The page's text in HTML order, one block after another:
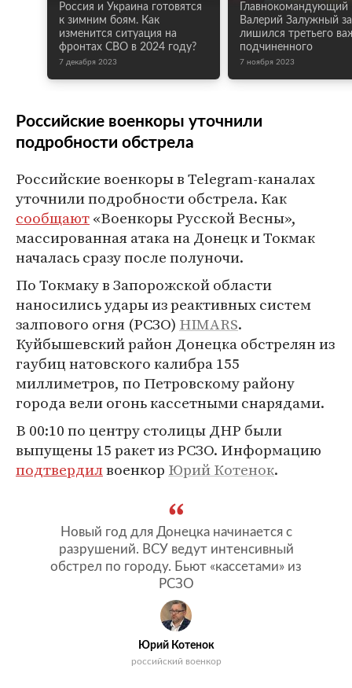
Россия и Украина готовятся
к зимним боям. Как
изменится ситуация на
фронтах СВО в 2024 году?
7 декабря 2023
Валерий Залужный
лишился третьего
подчиненного
7 ноября 2023
Российские военкоры уточнили
подробности обстрела
Российские военкоры в Telegram-каналах
уточнили подробности обстрела. Как
сообщают«Военкоры Русской Весны»,
массированная атака на Донецк и Токмак
началась сразу после полуночи.
По Токмаку в Запорожской области
наносились удары из реактивных систем
залпового огня (РСЗО) HIMARS.
Куйбышевский район Донецка обстрелян из
гаубиц натовского калибра 155
миллиметров, по Петровскому району
города вели огонь кассетными снарядами.
В 00:10 по центру столицы ДНР были
выпущены 15 ракет из РСЗО. Информацию
подтвердилвоенкор Юрий Котенок.
Новый год для Донецка начинается с
разрушений. ВСУ ведут интенсивный
обстрел по городу. Бьют «кассетами» из
РСЗО
Юрий Котенок
российский военкор